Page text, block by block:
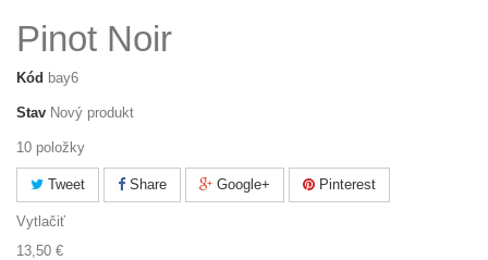
Pinot Noir
Kód bay6
Stav Nový produkt
10 položky
Tweet Share Google+ Pinterest
Vytlačiť
13,50 €